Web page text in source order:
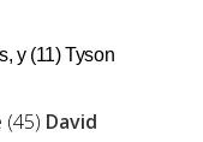
y (11) Tyson
(45) David